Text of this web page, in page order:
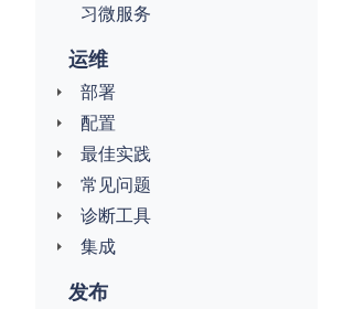
习微服务
运维
部署
配置
最佳实践
常见问题
诊断工具
集成
发布